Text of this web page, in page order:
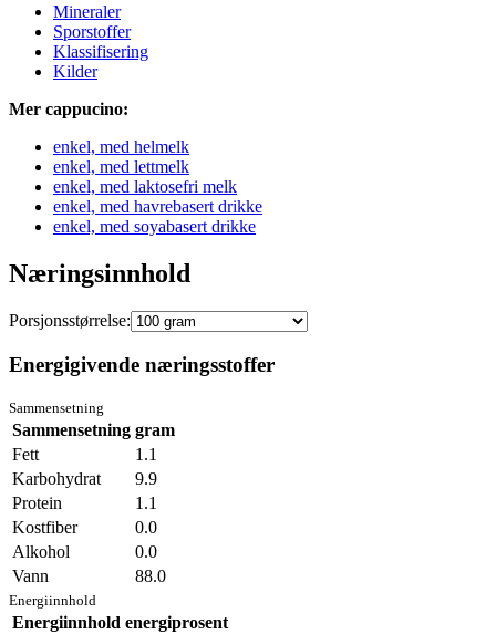
Mineraler
Sporstoffer
Klassifisering
Kilder
Mer cappucino:
enkel, med helmelk
enkel, med lettmelk
enkel, med laktosefri melk
enkel, med havrebasert drikke
enkel, med soyabasert drikke
Næringsinnhold
Porsjonsstørrelse:
Energigivende næringsstoffer
Sammensetning
Sammensetning gram
Fett
1.1
Karbohydrat
9.9
Protein
1.1
Kostfiber
0.0
Alkohol
0.0
Vann
88.0
Energiinnhold
Energiinnhold energiprosent